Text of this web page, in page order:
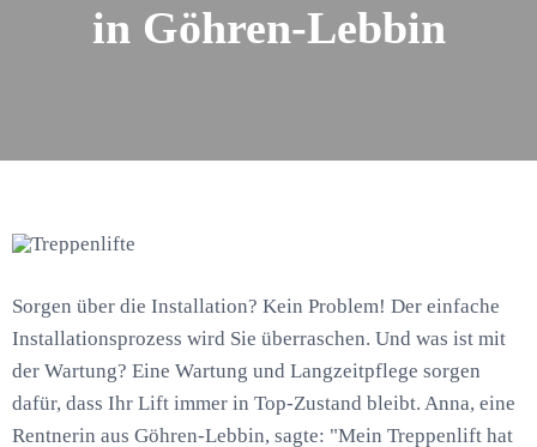
in Göhren-Lebbin
Sorgen über die Installation? Kein Problem! Der einfache
Installationsprozess wird Sie überraschen. Und was ist mit
der Wartung? Eine Wartung und Langzeitpflege sorgen
dafür, dass Ihr Lift immer in Top-Zustand bleibt. Anna, eine
Rentnerin aus Göhren-Lebbin, sagte: "Mein Treppenlift hat